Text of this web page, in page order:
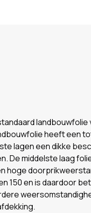
heeft een
lagen een dikke
De middelste laag
hoge
150 en is daardoor